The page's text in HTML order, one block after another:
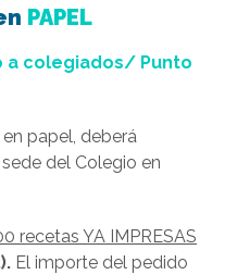
PAPEL
a colegiados/ Punto
papel, deberá
del Colegio en
recetas YA IMPRESAS
El importe del pedido